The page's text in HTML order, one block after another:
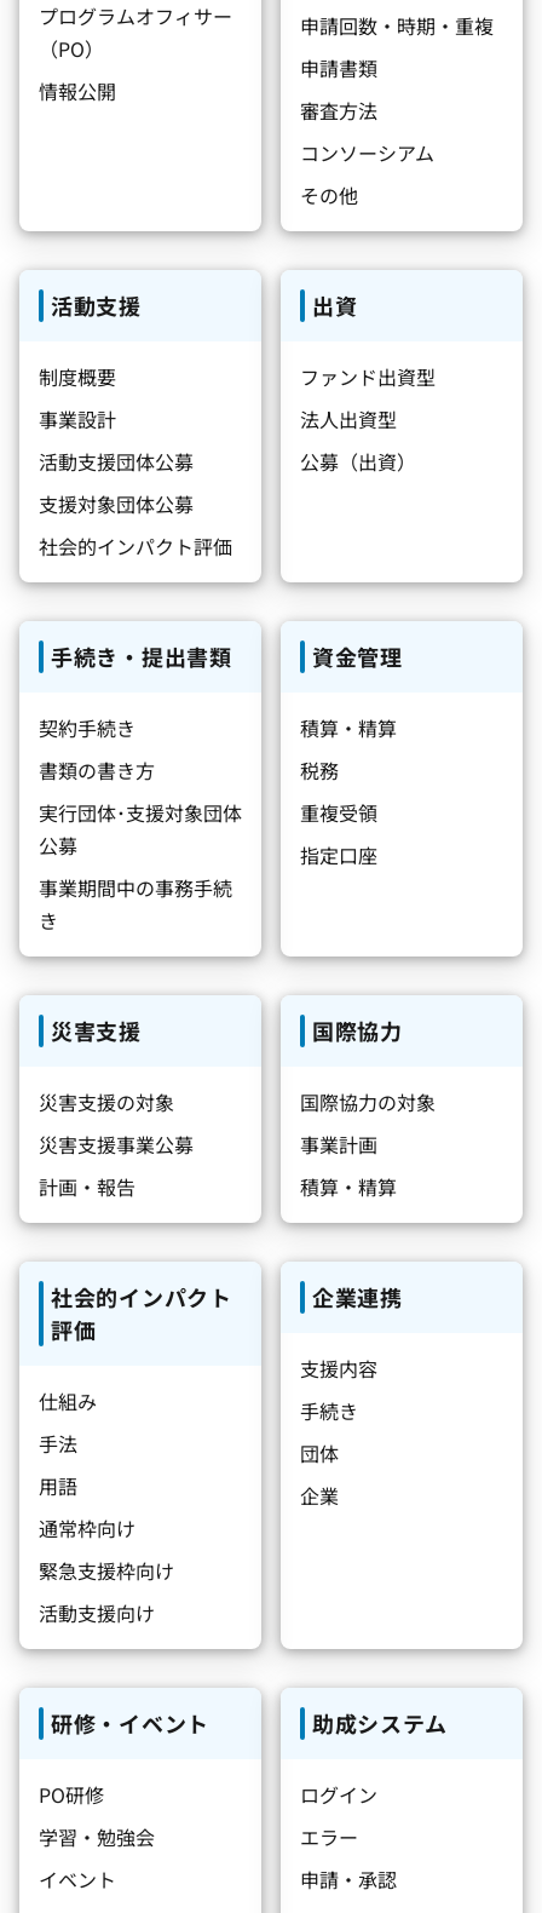
プログラムオフィサー
（PO）
情報公開
申請回数・時期・重複
申請書類
審査方法
コンソーシアム
その他
活動支援
制度概要
事業設計
活動支援団体公募
支援対象団体公募
社会的インパクト評価
出資
ファンド出資型
法人出資型
公募（出資）
手続き・提出書類
契約手続き
書類の書き方
実行団体･支援対象団体
公募
事業期間中の事務手続
き
資金管理
積算・精算
税務
重複受領
指定口座
災害支援
災害支援の対象
災害支援事業公募
計画・報告
国際協力
国際協力の対象
事業計画
積算・精算
社会的インパクト
評価
仕組み
手法
用語
通常枠向け
緊急支援枠向け
活動支援向け
企業連携
支援内容
手続き
団体
企業
研修・イベント
PO研修
学習・勉強会
イベント
助成システム
ログイン
エラー
申請・承認